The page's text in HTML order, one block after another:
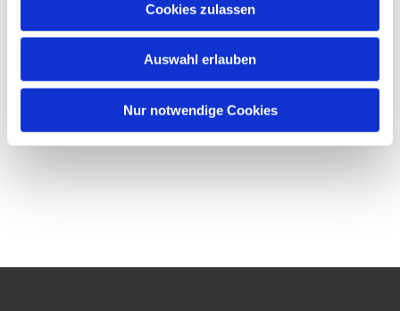
Cookies zulassen
Auswahl erlauben
Nur notwendige Cookies